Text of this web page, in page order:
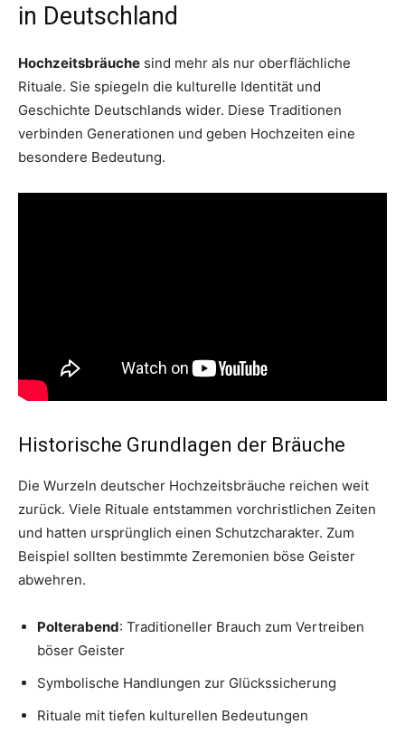
in Deutschland
Hochzeitsbräuche sind mehr als nur oberflächliche
Rituale. Sie spiegeln die kulturelle Identität und
Geschichte Deutschlands wider. Diese Traditionen
verbinden Generationen und geben Hochzeiten eine
besondere Bedeutung.
Historische Grundlagen der Bräuche
Die Wurzeln deutscher Hochzeitsbräuche reichen weit
zurück. Viele Rituale entstammen vorchristlichen Zeiten
und hatten ursprünglich einen Schutzcharakter. Zum
Beispiel sollten bestimmte Zeremonien böse Geister
abwehren.
Polterabend: Traditioneller Brauch zum Vertreiben
böser Geister
Symbolische Handlungen zur Glückssicherung
Rituale mit tiefen kulturellen Bedeutungen